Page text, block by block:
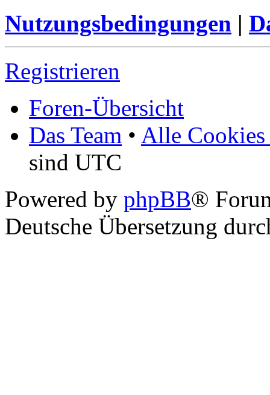
Nutzungsbedingungen |
Registrieren
Foren-Übersicht
Das Team • Alle Cookies
sind UTC
Powered by phpBB®
Deutsche Übersetzung